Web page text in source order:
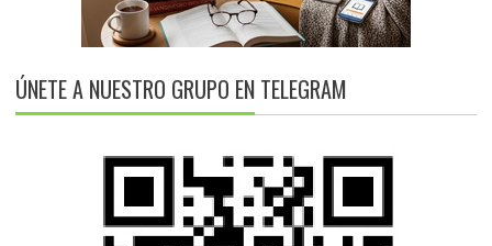
ÚNETE A NUESTRO GRUPO EN TELEGRAM